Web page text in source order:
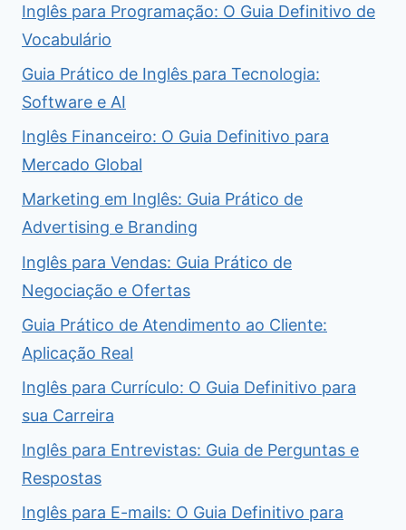
Inglês para Programação: O Guia Definitivo de
Vocabulário
Guia Prático de Inglês para Tecnologia:
Software e AI
Inglês Financeiro: O Guia Definitivo para
Mercado Global
Marketing em Inglês: Guia Prático de
Advertising e Branding
Inglês para Vendas: Guia Prático de
Negociação e Ofertas
Guia Prático de Atendimento ao Cliente:
Aplicação Real
Inglês para Currículo: O Guia Definitivo para
sua Carreira
Inglês para Entrevistas: Guia de Perguntas e
Respostas
Inglês para E-mails: O Guia Definitivo para